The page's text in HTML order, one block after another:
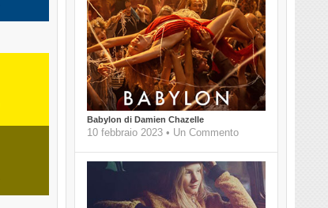
Babylon di Damien Chazelle
10 febbraio 2023 • Un Commento